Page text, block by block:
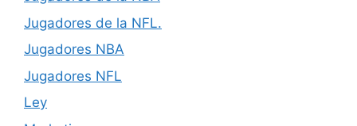
Jugadores de la NFL.
Jugadores NBA
Jugadores NFL
Ley